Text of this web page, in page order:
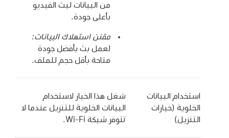
من البيانات لبث الفيديو
بأعلى جودة.
مقنن استهلاك البيانات:
لعمل بث بأفضل جودة
متاحة بأقل حجم للملف.
استخدام البيانات
الخلوية (خيارات
التنزيل)
شغل هذا الخيار لاستخدام
البيانات الخلوية للتنزيل عندما لا
تتوفر شبكة Wi‑Fi.